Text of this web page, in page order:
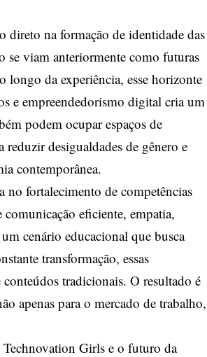
direto na formação de identidade das
se viam anteriormente como futuras
longo da experiência, esse horizonte
e empreendedorismo digital cria um
podem ocupar espaços de
reduzir desigualdades de gênero e
contemporânea.
fortalecimento de competências
eficiente, empatia,
cenário educacional que busca
transformação, essas
tradicionais. O resultado é
apenas para o mercado de trabalho,
Girls e o futuro da